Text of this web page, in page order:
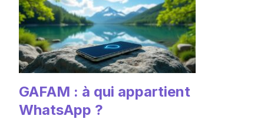
GAFAM : à qui appartient
WhatsApp ?